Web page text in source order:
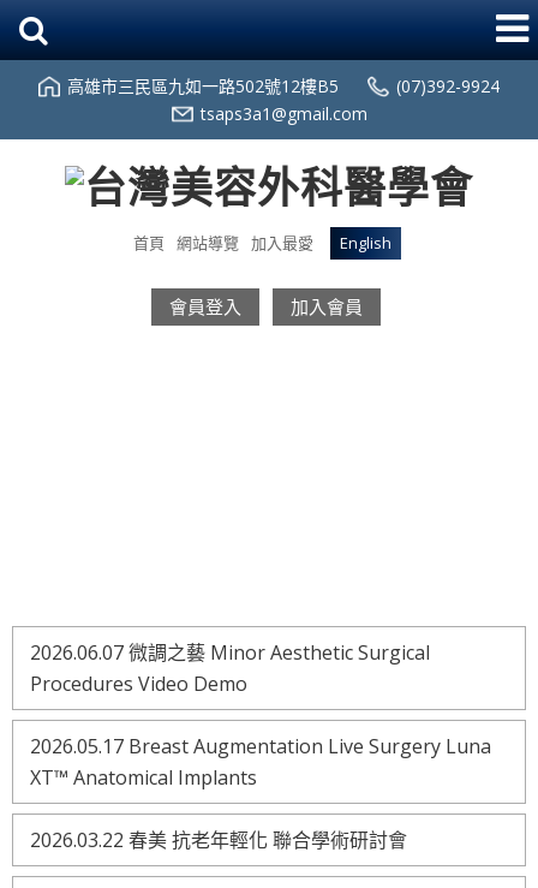
高雄市三民區九如一路502號12樓B5
(07)392-9924
tsaps3a1@gmail.com
首頁 網站導覽 加入最愛 English
會員登入 加入會員
2026.06.07 微調之藝 Minor Aesthetic Surgical
Procedures Video Demo
2026.05.17 Breast Augmentation Live Surgery Luna
XT™ Anatomical Implants
2026.03.22 春美 抗老年輕化 聯合學術研討會